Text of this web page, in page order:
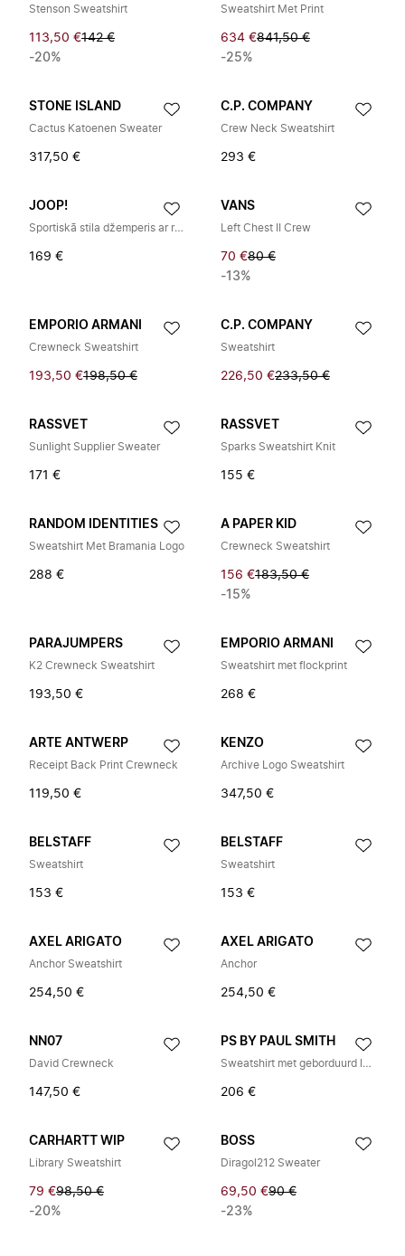
Stenson Sweatshirt
113,50 €142 €
-20%
Sweatshirt Met Print
634 €841,50 €
-25%
STONE ISLAND
Cactus Katoenen Sweater
317,50 €
C.P. COMPANY
Crew Neck Sweatshirt
293 €
JOOP!
Sportiskā stila džemperis ar rāvējslēdzēja aizdari
169 €
VANS
Left Chest II Crew
70 €80 €
-13%
EMPORIO ARMANI
Crewneck Sweatshirt
193,50 €198,50 €
C.P. COMPANY
Sweatshirt
226,50 €233,50 €
RASSVET
Sunlight Supplier Sweater
171 €
RASSVET
Sparks Sweatshirt Knit
155 €
RANDOM IDENTITIES
Sweatshirt Met Bramania Logo
288 €
A PAPER KID
Crewneck Sweatshirt
156 €183,50 €
-15%
PARAJUMPERS
K2 Crewneck Sweatshirt
193,50 €
EMPORIO ARMANI
Sweatshirt met flockprint
268 €
ARTE ANTWERP
Receipt Back Print Crewneck
119,50 €
KENZO
Archive Logo Sweatshirt
347,50 €
BELSTAFF
Sweatshirt
153 €
BELSTAFF
Sweatshirt
153 €
AXEL ARIGATO
Anchor Sweatshirt
254,50 €
AXEL ARIGATO
Anchor
254,50 €
NN07
David Crewneck
147,50 €
PS BY PAUL SMITH
Sweatshirt met geborduurd logo
206 €
CARHARTT WIP
Library Sweatshirt
79 €98,50 €
-20%
BOSS
Diragol212 Sweater
69,50 €90 €
-23%